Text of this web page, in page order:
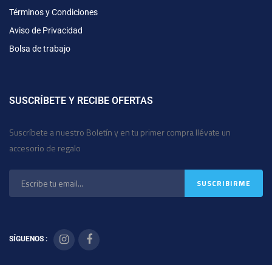
Términos y Condiciones
Aviso de Privacidad
Bolsa de trabajo
SUSCRÍBETE Y RECIBE OFERTAS
Suscríbete a nuestro Boletín y en tu primer compra llévate un
accesorio de regalo
SÍGUENOS :